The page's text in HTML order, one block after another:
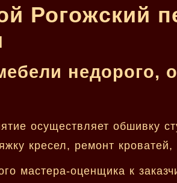
Рогожский
недорого,
осуществляет обшивку
кресел, ремонт
мастера-оценщика к